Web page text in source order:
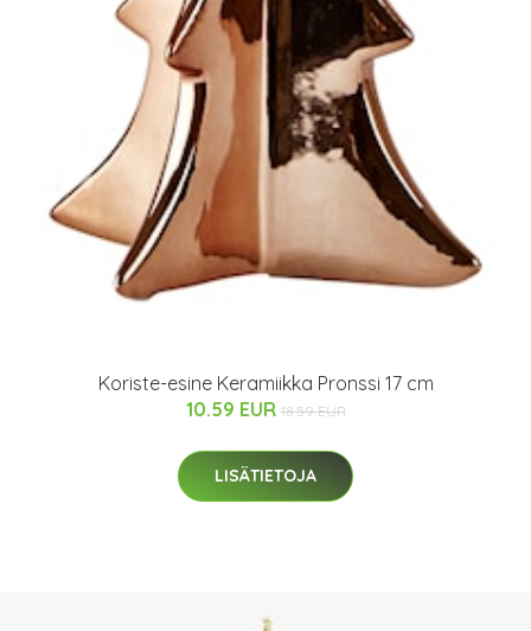
Koriste-esine Keramiikka Pronssi 17 cm
10.59 EUR 18.59 EUR
LISÄTIETOJA